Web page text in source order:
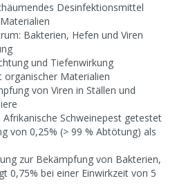
Desinfektionsmittel
Bakterien, Hefen und Viren
und Tiefenwirkung
organischer Materialien
von Viren in Ställen und
Schweinepest getestet
von 0,25% (> 99 % Abtötung) als
zur Bekämpfung von Bakterien,
0,75% bei einer Einwirkzeit von 5